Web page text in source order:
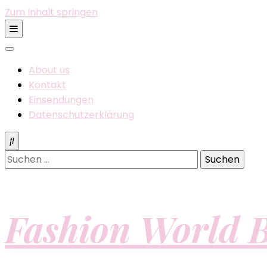
Zum Inhalt springen
About us
Kontakt
Einsendungen
Datenschutzerklärung
Suchen
nach:
Fashion World